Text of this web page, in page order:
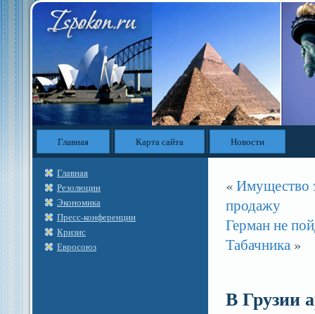
Главная Карта сайта Новости
Главная
Резолюции
Экономика
Пресс-конференции
Кризис
Евросоюз
«Имущество
продажу
Герман не
Табачника »
В Грузии